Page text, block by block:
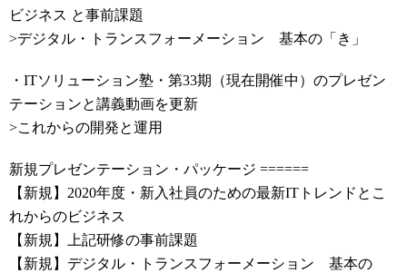
ビジネス と事前課題
>デジタル・トランスフォーメーション 基本の「き」
・ITソリューション塾・第33期（現在開催中）のプレゼン
テーションと講義動画を更新
>これからの開発と運用
新規プレゼンテーション・パッケージ ======
【新規】2020年度・新入社員のための最新ITトレンドとこ
れからのビジネス
【新規】上記研修の事前課題
【新規】デジタル・トランスフォーメーション 基本の